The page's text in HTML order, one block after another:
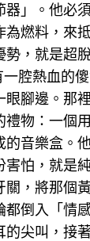
器」。他必
為燃料，來
勢，就是超
腔熱血的
眼腳邊。那
禮物：一個
的音樂盒。
害怕，就是
關，將那個
都倒入「情
的尖叫，接